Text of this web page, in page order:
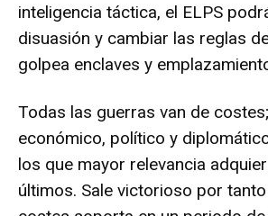
inteligencia táctica, el ELPS
disuasión y cambiar las reglas
golpea enclaves y
Todas las guerras van de
económico, político y
los que mayor relevancia
últimos. Sale victorioso por